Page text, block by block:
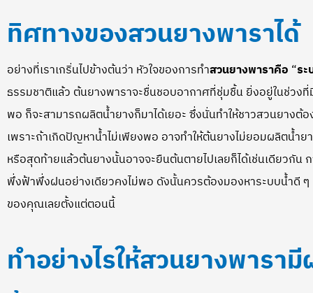
ทิศทางของสวนยางพาราได้
อย่างที่เราเกริ่นไปข้างต้นว่า หัวใจของการทำสวนยางพาราคือ “ระ
ธรรมชาติแล้ว ต้นยางพาราจะชื่นชอบอากาศที่ชุ่มชื้น ยิ่งอยู่ในช่วง
พอ ก็จะสามารถผลิตน้ำยางก็มาได้เยอะ ซึ่งนั่นทำให้ชาวสวนยางต้อ
เพราะถ้าเกิดปัญหาน้ำไม่เพียงพอ อาจทำให้ต้นยางไม่ยอมผลิตน้ำย
หรือสุดท้ายแล้วต้นยางนั้นอาจจะยืนต้นตายไปเลยก็ได้เช่นเดียวกัน
พึ่งฟ้าพึ่งฝนอย่างเดียวคงไม่พอ ดังนั้นควรต้องมองหาระบบน้ำดี ๆ
ของคุณเลยตั้งแต่ตอนนี้
ทำอย่างไรให้สวนยางพารามี